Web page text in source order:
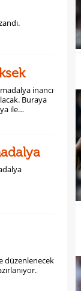
inancı
Buraya
ile
düzenlenecek